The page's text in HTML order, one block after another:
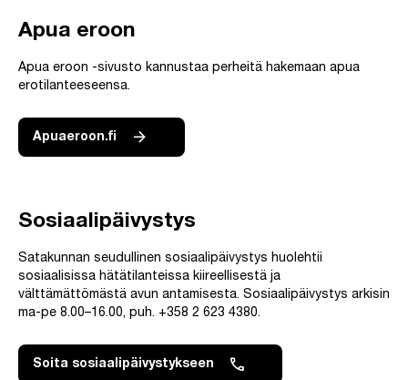
Apua eroon
Apua eroon -sivusto kannustaa perheitä hakemaan apua
erotilanteeseensa.
Apuaeroon.fi
Sosiaalipäivystys
Satakunnan seudullinen sosiaalipäivystys huolehtii
sosiaalisissa hätätilanteissa kiireellisestä ja
välttämättömästä avun antamisesta. Sosiaalipäivystys arkisin
ma-pe 8.00–16.00, puh. +358 2 623 4380.
Soita sosiaalipäivystykseen